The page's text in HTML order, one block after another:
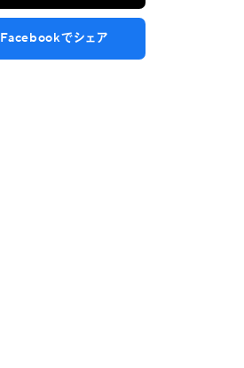
Facebookでシェア